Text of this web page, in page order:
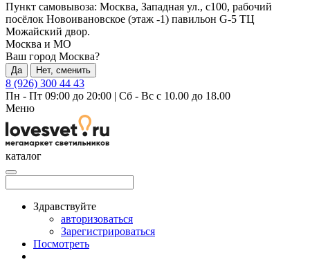
Пункт самовывоза: Москва, Западная ул., с100, рабочий
посёлок Новоивановское (этаж -1) павильон G-5 ТЦ
Можайский двор.
Москва и МО
Ваш город Москва?
Да Нет, сменить
8 (926) 300 44 43
Пн - Пт 09:00 до 20:00 | Сб - Вс с 10.00 до 18.00
Меню
каталог
Здравствуйте
авторизоваться
Зарегистрироваться
Посмотреть